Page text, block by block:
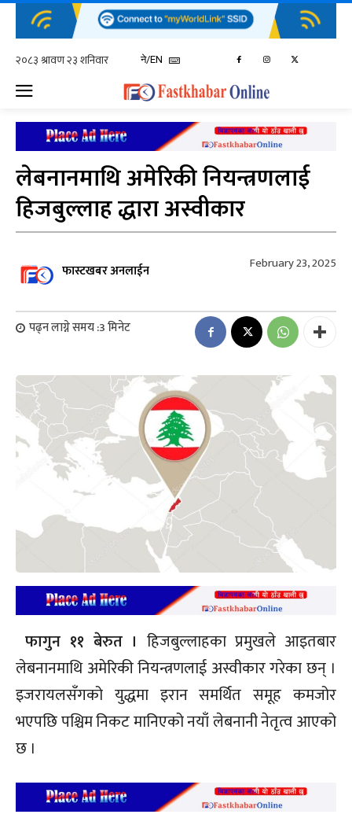
ने/EN
लेबनानमाथि अमेरिकी नियन्त्रणलाई
हिजबुल्लाह द्धारा अस्वीकार
फास्टखबर अनलाईन February 23, 2025
पढ्न लाग्ने समय :3मिनेट
फागुन ११ बेरुत ।हिजबुल्लाहका प्रमुखले आइतबार
लेबनानमाथि अमेरिकी नियन्त्रणलाई अस्वीकार गरेका छन् ।
इजरायलसँगको युद्धमा इरान समर्थित समूह कमजोर
भएपछि पश्चिम निकट मानिएको नयाँ लेबनानी नेतृत्व आएको
छ ।